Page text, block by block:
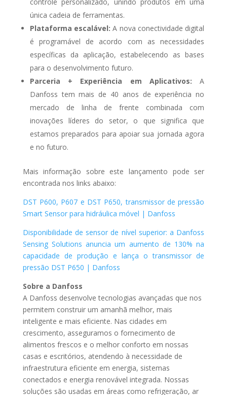
Brasil –
Edição
2025
Receba o Seu
Gratuitamente
CLIQUE AQUI E BAIXE
GRATUITAMENTE!
CLIQUE FORA DO POP-UP PARA FECHAR
única cadeia de ferramentas.
Plataforma escalável: A nova conectividade digital
é programável de acordo com as necessidades
específicas da aplicação, estabelecendo as bases
para o desenvolvimento futuro.
Parceria + Experiência em Aplicativos: A
Danfoss tem mais de 40 anos de experiência no
mercado de linha de frente combinada com
inovações líderes do setor, o que significa que
estamos preparados para apoiar sua jornada agora
e no futuro.
Mais informação sobre este lançamento pode ser
encontrada nos links abaixo:
DST P600, P607 e DST P650, transmissor de pressão
Smart Sensor para hidráulica móvel | Danfoss
Disponibilidade de sensor de nível superior: a Danfoss
Sensing Solutions anuncia um aumento de 130% na
capacidade de produção e lança o transmissor de
pressão DST P650 | Danfoss
Sobre a Danfoss
A Danfoss desenvolve tecnologias avançadas que nos
permitem construir um amanhã melhor, mais
inteligente e mais eficiente. Nas cidades em
crescimento, asseguramos o fornecimento de
alimentos frescos e o melhor conforto em nossas
casas e escritórios, atendendo à necessidade de
infraestrutura eficiente em energia, sistemas
conectados e energia renovável integrada. Nossas
soluções são usadas em áreas como refrigeração, ar